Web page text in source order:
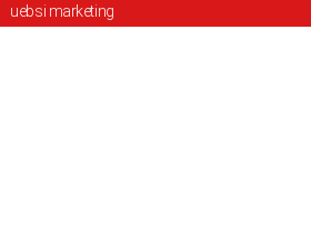
uebsi marketing